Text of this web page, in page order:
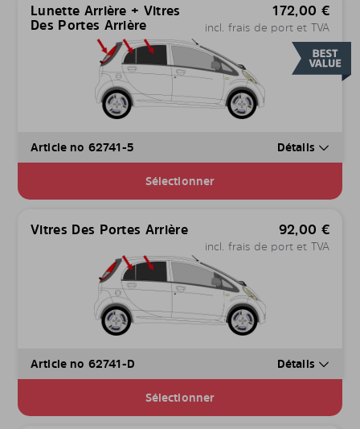
Lunette Arrière + Vitres
Des Portes Arrière
172,00 €
incl. frais de port et TVA
Article no 62741-5 Détails
Sélectionner
Vitres Des Portes Arrière 92,00 €
incl. frais de port et TVA
Article no 62741-D Détails
Sélectionner